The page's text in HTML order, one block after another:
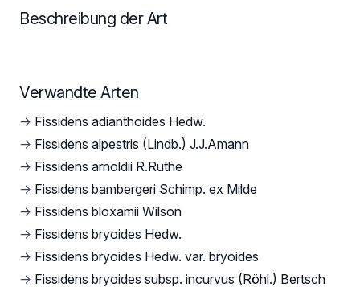
Beschreibung der Art
Verwandte Arten
→ Fissidens adianthoides Hedw.
→ Fissidens alpestris (Lindb.) J.J.Amann
→ Fissidens arnoldii R.Ruthe
→ Fissidens bambergeri Schimp. ex Milde
→ Fissidens bloxamii Wilson
→ Fissidens bryoides Hedw.
→ Fissidens bryoides Hedw. var. bryoides
→ Fissidens bryoides subsp. incurvus (Röhl.) Bertsch